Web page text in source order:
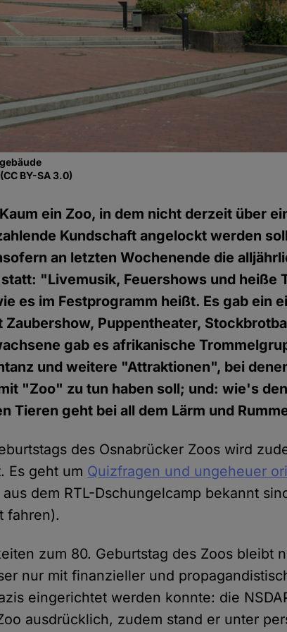
BY-SA 3.0)
Kaum ein Zoo, in dem nicht derzeit über
Kundschaft angelockt werden
an letzten Wochenende die
"Livemusik, Feuershows und heiße
es im Festprogramm heißt. Es gab ein
Puppentheater,
gab es afrikanische
und weitere "Attraktionen", bei
"Zoo" zu tun haben soll; und: wie's
Tieren geht bei all dem Lärm und
des Osnabrücker Zoos wird
Es geht um Quizfragen und ungeheuer
dem RTL-Dschungelcamp bekannt
fahren).
zum 80. Geburtstag des Zoos bleibt
nur mit finanzieller und
eingerichtet werden konnte: die
ausdrücklich, zudem stand er unter